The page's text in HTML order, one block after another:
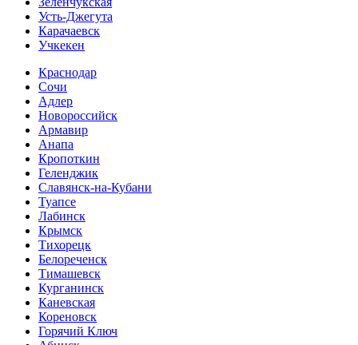
Усть-Джегута
Карачаевск
Учкекен
Краснодар
Сочи
Адлер
Новороссийск
Армавир
Анапа
Кропоткин
Геленджик
Славянск-на-Кубани
Туапсе
Лабинск
Крымск
Тихорецк
Белореченск
Тимашевск
Курганинск
Каневская
Кореновск
Горячий Ключ